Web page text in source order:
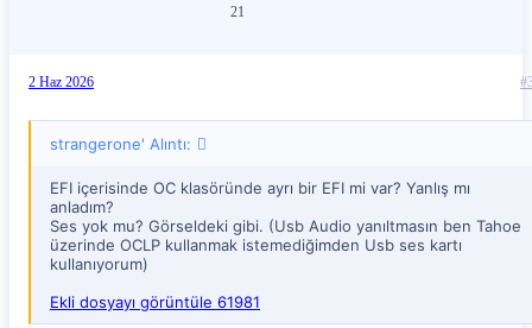
21
2 Haz 2026
strangerone' Alıntı:
EFI içerisinde OC klasöründe ayrı bir EFI mi var? Yanlış mı
anladım?
Ses yok mu? Görseldeki gibi. (Usb Audio yanıltmasın ben Tahoe
üzerinde OCLP kullanmak istemediğimden Usb ses kartı
kullanıyorum)
Ekli dosyayı görüntüle 61981